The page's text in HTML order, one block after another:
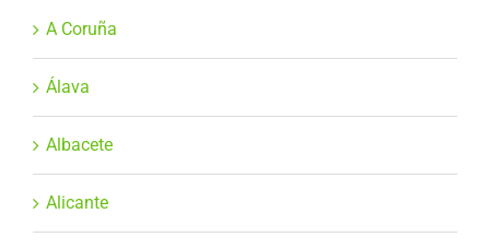
A Coruña
Álava
Albacete
Alicante